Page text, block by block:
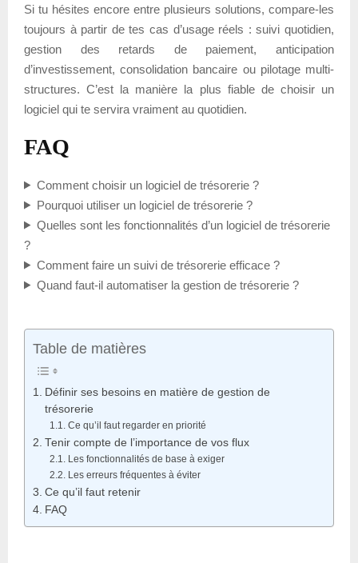
Si tu hésites encore entre plusieurs solutions, compare-les
toujours à partir de tes cas d’usage réels : suivi quotidien,
gestion des retards de paiement, anticipation
d’investissement, consolidation bancaire ou pilotage multi-
structures. C’est la manière la plus fiable de choisir un
logiciel qui te servira vraiment au quotidien.
FAQ
Comment choisir un logiciel de trésorerie ?
Pourquoi utiliser un logiciel de trésorerie ?
Quelles sont les fonctionnalités d’un logiciel de trésorerie
?
Comment faire un suivi de trésorerie efficace ?
Quand faut-il automatiser la gestion de trésorerie ?
Table de matières
Définir ses besoins en matière de gestion de
trésorerie
Ce qu’il faut regarder en priorité
Tenir compte de l’importance de vos flux
Les fonctionnalités de base à exiger
Les erreurs fréquentes à éviter
Ce qu’il faut retenir
FAQ